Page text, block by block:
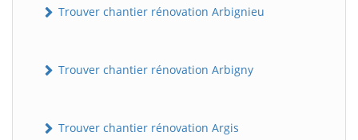
Trouver chantier rénovation Arbignieu
Trouver chantier rénovation Arbigny
Trouver chantier rénovation Argis